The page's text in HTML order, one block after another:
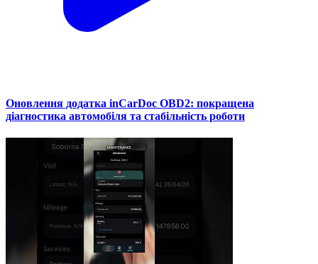
Оновлення додатка inCarDoc OBD2: покращена
діагностика автомобіля та стабільність роботи